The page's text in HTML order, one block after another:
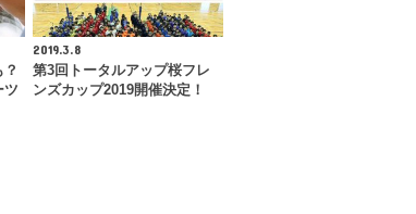
ツ
2019.3.8
第3回トータルアップ桜フレ
ンズカップ2019開催決定！